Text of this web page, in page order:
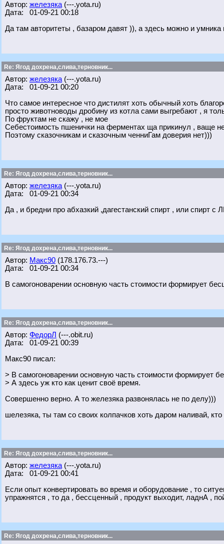
Автор: железяка (---.yota.ru)
Дата: 01-09-21 00:18
Да там авторитеты , базаром давят )), а здесь можно и
Re: Ягод дохрена,слива,терновник...
Автор: железяка (---.yota.ru)
Дата: 01-09-21 00:20
Что самое интересное что дистилят хоть обычный хоть
просто животноводы дробину из котла сами выгребают , я
По фруктам не скажу , не мое
Себестоимость пшенички на ферментах ща прикинул , ваще
Поэтому сказочникам и сказочным ченниГам доверия нет)))
Re: Ягод дохрена,слива,терновник...
Автор: железяка (---.yota.ru)
Дата: 01-09-21 00:34
Да , и бредни про абхазкий ,дагестанский спирт , или спирт с
Re: Ягод дохрена,слива,терновник...
Автор: Макс90 (178.176.73.---)
Дата: 01-09-21 00:34
В самогоноварении основную часть стоимости формирует
Re: Ягод дохрена,слива,терновник...
Автор: ФедорЛ (---.obit.ru)
Дата: 01-09-21 00:39
Макс90 писал:
> В самогоноварении основную часть стоимости формирует
> А здесь уж кто как ценит своё время.
Совершенно верно. А то железяка развонялась не по делу)))
шелезяка, ты там со своих колпачков хоть даром наливай,
Re: Ягод дохрена,слива,терновник...
Автор: железяка (---.yota.ru)
Дата: 01-09-21 00:41
Если опыт конвертировать во время и оборудование , то
упражнятся , то да , бессценный , продукт выходит, ладнА ,
Re: Ягод дохрена,слива,терновник...